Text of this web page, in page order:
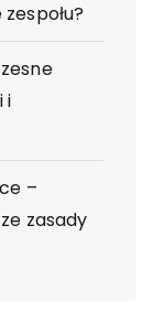
i
–
zasady